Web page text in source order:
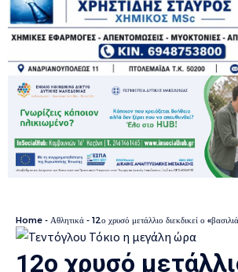
Home - Αθλητικά - 12ο χρυσό μετάλλιο διεκδικεί ο «βασιλιάς» του μήκους, Μίλτος Τεντόγλου που ρίχνεται στη
12ο χρυσό